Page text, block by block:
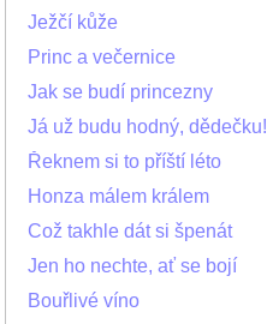
Ježčí kůže
Princ a večernice
Jak se budí princezny
Já už budu hodný, dědečku!
Řeknem si to příští léto
Honza málem králem
Což takhle dát si špenát
Jen ho nechte, ať se bojí
Bouřlivé víno